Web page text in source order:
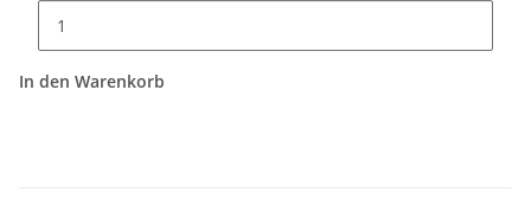
In den Warenkorb